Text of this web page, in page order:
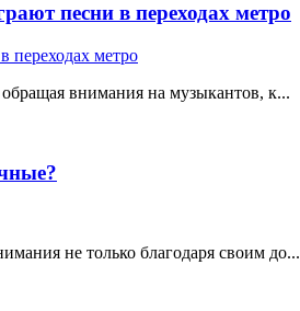
песни в переходах метро
внимания на музыкантов, к...
не только благодаря своим до...